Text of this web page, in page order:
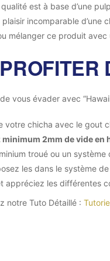
est à base d’une
incomparable d’une
mélanger ce produit
vous évader avec
votre chicha avec le gout
minimum 2mm de vide
troué ou un
les dans le système
appréciez les différentes
notre Tuto Détaillé :